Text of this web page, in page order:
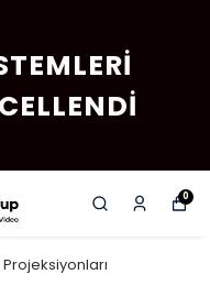
0
Projeksiyonları